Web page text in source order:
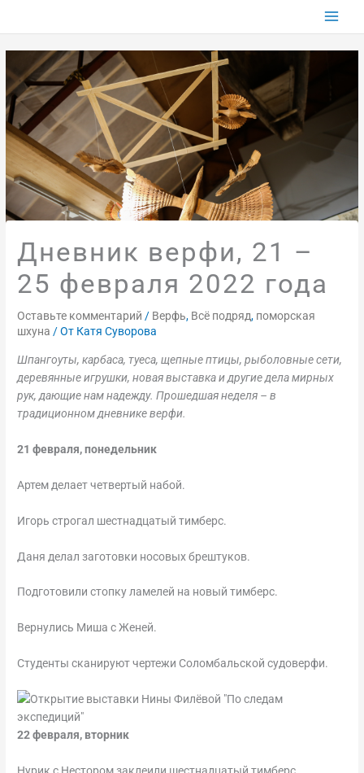
Дневник верфи, 21 –
25 февраля 2022 года
Оставьте комментарий / Верфь, Всё подряд, поморская
шхуна / От Катя Суворова
Шпангоуты, карбаса, туеса, щепные птицы, рыболовные сети,
деревянные игрушки, новая выставка и другие дела мирных
рук, дающие нам надежду. Прошедшая неделя – в
традиционном дневнике верфи.
21 февраля, понедельник
Артем делает четвертый набой.
Игорь строгал шестнадцатый тимберс.
Даня делал заготовки носовых брештуков.
Подготовили стопку ламелей на новый тимберс.
Вернулись Миша с Женей.
Студенты сканируют чертежи Соломбальской судоверфи.
22 февраля, вторник